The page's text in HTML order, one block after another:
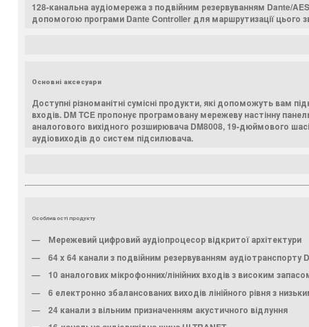
128-канальна аудіомережа з подвійним резервуванням Dante/
допомогою програми Dante Controller для маршрутизації цього
Основні аксесуари
Доступні різноманітні сумісні продукти, які допоможуть вам
входів. DM TCE пропонує програмовану мережеву настінну
аналогового вихідного розширювача DM8008, 19-дюймового
аудіовиходів до систем підсилювача.
Особливості продукту
Мережевий цифровий аудіопроцесор відкритої архітектури
64 x 64 канали з подвійним резервуванням аудіотранспорту
10 аналогових мікрофонних/лінійних входів з високим
6 електронно збалансованих виходів лінійного рівня з
24 канали з вільним призначенням акустичного відлуння